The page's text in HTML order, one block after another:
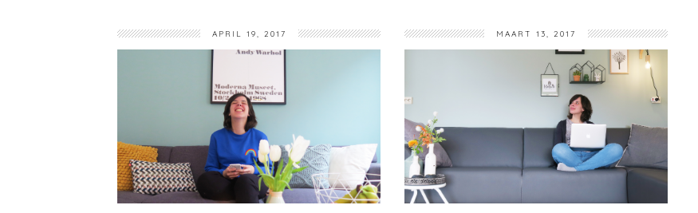
APRIL 19, 2017 MAART 13, 2017